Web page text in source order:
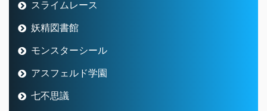
スライムレース
妖精図書館
モンスターシール
アスフェルド学園
七不思議